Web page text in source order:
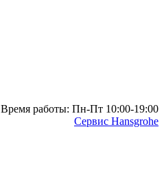
Время работы: Пн-Пт 10:00-19:00
Сервис Hansgrohe